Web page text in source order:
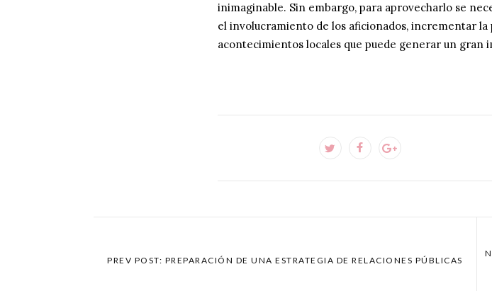
inimaginable. Sin embargo, para aprovecharlo se
el involucramiento de los aficionados, incrementar
acontecimientos locales que puede generar un gran
PREV POST: PREPARACIÓN DE UNA ESTRATEGIA DE RELACIONES PÚBLICAS